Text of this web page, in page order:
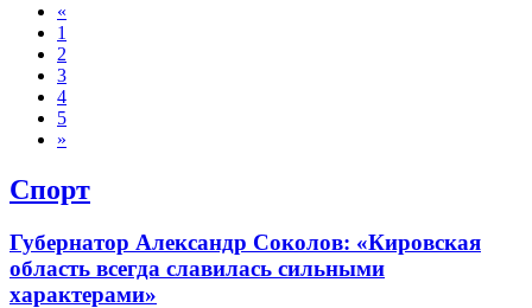
«
1
2
3
4
5
»
Спорт
Губернатор Александр Соколов: «Кировская
область всегда славилась сильными
характерами»